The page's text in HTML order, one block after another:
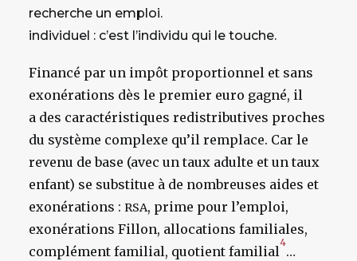
recherche un emploi.
individuel : c’est l’individu qui le touche.
Financé par un impôt proportionnel et sans
exonérations dès le premier euro gagné, il
a des caractéristiques redistributives proches
du système complexe qu’il remplace. Car le
revenu de base (avec un taux adulte et un taux
enfant) se substitue à de nombreuses aides et
exonérations : RSA, prime pour l’emploi,
exonérations Fillon, allocations familiales,
complément familial, quotient familial
4
…